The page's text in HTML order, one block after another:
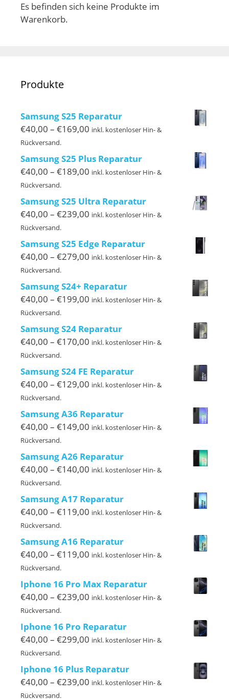
Es befinden sich keine Produkte im
Warenkorb.
Produkte
Samsung S25 Reparatur
€40,00 – €169,00 Preisspanne:
bis
€169,00
inkl. kostenloser Hin- &
Rückversand.
Samsung S25 Plus Reparatur
€40,00 – €189,00 Preisspanne:
bis
€189,00
inkl. kostenloser Hin- &
Rückversand.
Samsung S25 Ultra Reparatur
€40,00 – €239,00 Preisspanne:
€239,00
inkl. kostenloser Hin- &
Rückversand.
Samsung S25 Edge Reparatur
€40,00 – €279,00 Preisspanne:
€279,00
inkl. kostenloser Hin- &
Rückversand.
Samsung S24+ Reparatur
€40,00 – €199,00 Preisspanne:
€199,00
inkl. kostenloser Hin- &
Rückversand.
Samsung S24 Reparatur
€40,00 – €170,00 Preisspanne:
bis
€170,00
inkl. kostenloser Hin- &
Rückversand.
Samsung S24 FE Reparatur
€40,00 – €129,00 Preisspanne:
€129,00
inkl. kostenloser Hin- &
Rückversand.
Samsung A36 Reparatur
€40,00 – €149,00 Preisspanne:
€149,00
inkl. kostenloser Hin- &
Rückversand.
Samsung A26 Reparatur
€40,00 – €140,00 Preisspanne:
€140,00
inkl. kostenloser Hin- &
Rückversand.
Samsung A17 Reparatur
€40,00 – €119,00 Preisspanne:
€119,00
inkl. kostenloser Hin- &
Rückversand.
Samsung A16 Reparatur
€40,00 – €119,00 Preisspanne:
bis
€119,00
inkl. kostenloser Hin- &
Rückversand.
Iphone 16 Pro Max Reparatur
€40,00 – €239,00 Preisspanne:
€239,00
inkl. kostenloser Hin- &
Rückversand.
Iphone 16 Pro Reparatur
€40,00 – €299,00 Preisspanne:
bis
€299,00
inkl. kostenloser Hin- &
Rückversand.
Iphone 16 Plus Reparatur
€40,00 – €239,00 Preisspanne:
inkl. kostenloser Hin- &
Rückversand.